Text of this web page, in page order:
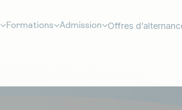
Formations Admission Offres